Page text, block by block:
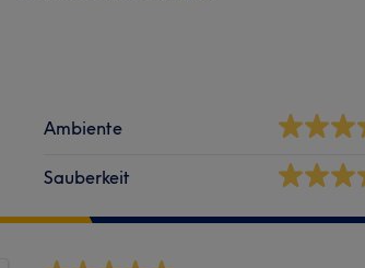
Ambiente
Sauberkeit